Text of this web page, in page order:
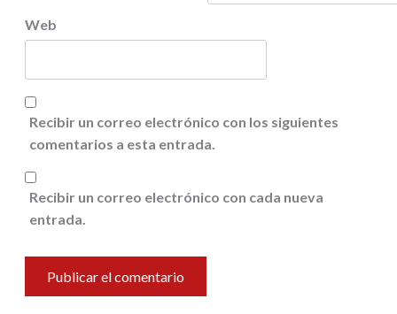
Web
Recibir un correo electrónico con los siguientes
comentarios a esta entrada.
Recibir un correo electrónico con cada nueva
entrada.